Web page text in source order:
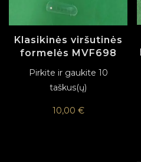
Klasikinės viršutinės
formelės MVF698
Pirkite ir gaukite 10
taškus(ų)
10,00 €